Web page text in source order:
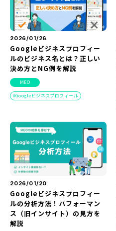
2026/01/26
Googleビジネスプロフィー
ルのビジネス名とは？正しい
決め方とNG例を解説
MEO
Googleビジネスプロフィール
2026/01/20
Googleビジネスプロフィー
ルの分析方法！パフォーマン
ス（旧インサイト）の見方を
解説